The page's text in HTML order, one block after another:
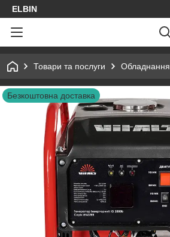
ELBIN
Товари та послуги Обладнання
Безкоштовна доставка